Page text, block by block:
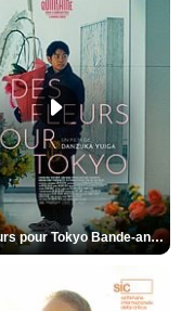
Des Fleurs pour Tokyo Bande-annonce VO STFR